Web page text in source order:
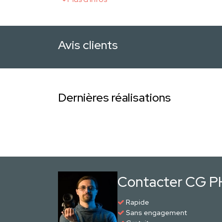
Avis clients
Dernières réalisations
Contacter CG
Rapide
Sans engagement